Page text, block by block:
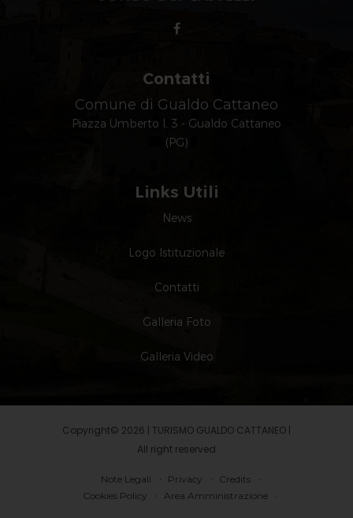
Contatti
Comune di Gualdo Cattaneo
Piazza Umberto I, 3 - Gualdo Cattaneo
(PG)
Links Utili
News
Logo Istituzionale
Contatti
Galleria Foto
Galleria Video
Copyright© 2026 | TURISMO GUALDO CATTANEO |
All right reserved
Note Legali Privacy
Credits
Cookies Policy
Area Amministrazione